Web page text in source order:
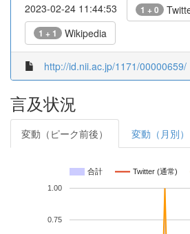
2023-02-24 11:44:53 1 + 0
1 + 1 Wikipedia
http://id.nii.ac.jp/1171/00000659/
言及状況
変動（ピーク前後） 変動（月別）
合計 Twitter (通常)
0.75
1.00